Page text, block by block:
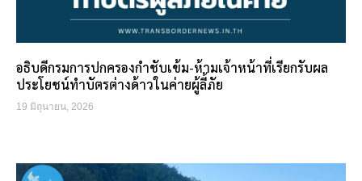
อธิบดีกรมการปกครองกำชับเข้ม-ห้ามเจ้าหน้าที่เรียกรับผล
ประโยชน์ทำบัตรต่างด้าวในค่ายผู้ลี้ภัย
19 มิถุนายน, 2026